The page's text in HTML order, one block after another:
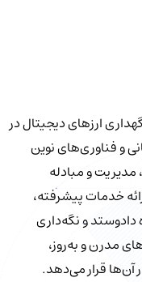
ارزهای دیجیتال در
و فناوری‌های نوین
و مبادله
خدمات پیشرفته،
و نگه‌داری
مدرن و به‌روز،
آن‌ها قرار می‌دهد.